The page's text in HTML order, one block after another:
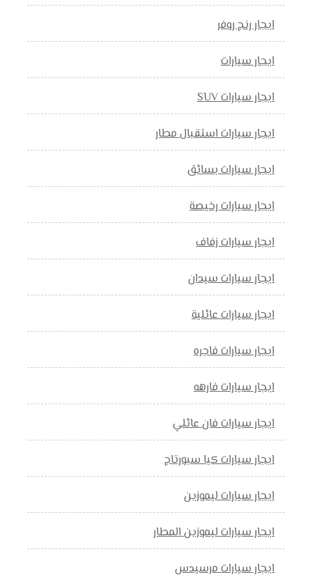
ايجار رنج روفر
ايجار سيارات
ايجار سيارات SUV
ايجار سيارات استقبال مطار
ايجار سيارات بسائق
ايجار سيارات رخيصة
ايجار سيارات زفاف
ايجار سيارات سيدان
ايجار سيارات عائلية
ايجار سيارات فاجره
ايجار سيارات فارهه
ايجار سيارات فان عائلي
ايجار سيارات كيا سبورتاج
ايجار سيارات ليموزين
ايجار سيارات ليموزين المطار
ايجار سيارات مرسيدس